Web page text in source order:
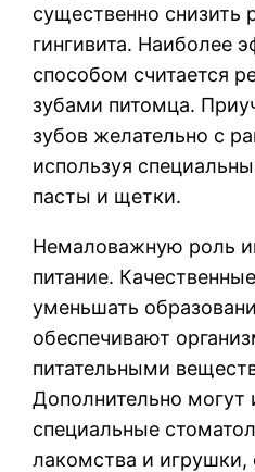
существенно снизить
гингивита. Наиболее
способом считается
зубами питомца.
зубов желательно с
используя
пасты и щетки.
Немаловажную роль
питание.
уменьшать
обеспечивают
питательными
Дополнительно могут
специальные
лакомства и